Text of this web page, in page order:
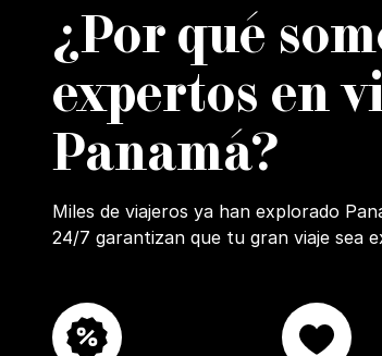
¿Por qué
expertos en
Panamá?
Miles de viajeros ya han explorado
24/7 garantizan que tu gran viaje sea